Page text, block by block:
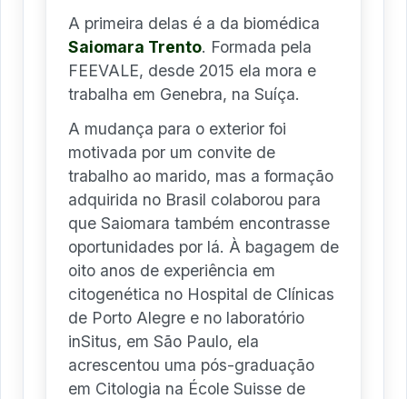
A primeira delas é a da biomédica
Saiomara Trento. Formada pela
FEEVALE, desde 2015 ela mora e
trabalha em Genebra, na Suíça.
A mudança para o exterior foi
motivada por um convite de
trabalho ao marido, mas a formação
adquirida no Brasil colaborou para
que Saiomara também encontrasse
oportunidades por lá. À bagagem de
oito anos de experiência em
citogenética no Hospital de Clínicas
de Porto Alegre e no laboratório
inSitus, em São Paulo, ela
acrescentou uma pós-graduação
em Citologia na École Suisse de